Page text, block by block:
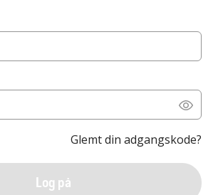
Glemt din adgangskode?
Log på